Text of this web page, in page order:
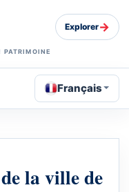
PATRIMOINE
Explorer→
Français
la ville de